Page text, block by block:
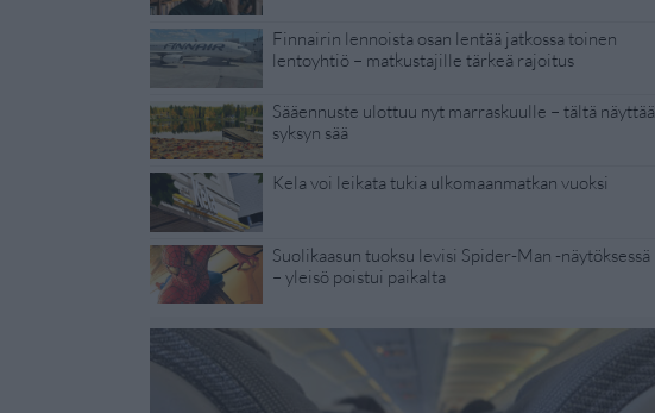
Finnairin lennoista osan lentää jatkossa toinen
lentoyhtiö – matkustajille tärkeä rajoitus
Sääennuste ulottuu nyt marraskuulle – tältä näyttää
syksyn sää
Kela voi leikata tukia ulkomaanmatkan vuoksi
Suolikaasun tuoksu levisi Spider-Man -näytöksessä
– yleisö poistui paikalta